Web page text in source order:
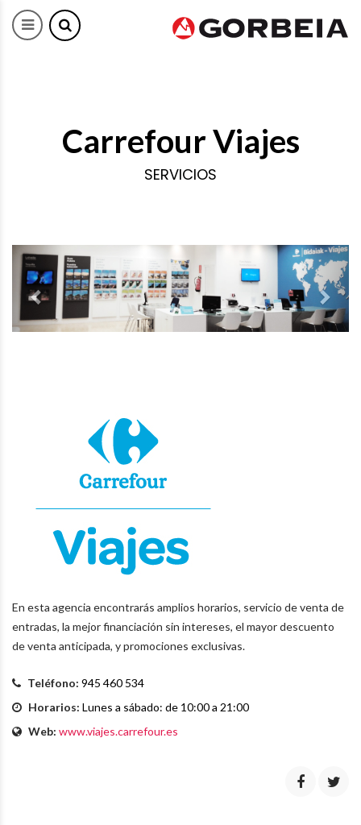
Carrefour Viajes
SERVICIOS
Previous Next
En esta agencia encontrarás amplios horarios, servicio de venta de
entradas, la mejor financiación sin intereses, el mayor descuento
de venta anticipada, y promociones exclusivas.
Teléfono: 945 460 534
Horarios: Lunes a sábado: de 10:00 a 21:00
Web: www.viajes.carrefour.es